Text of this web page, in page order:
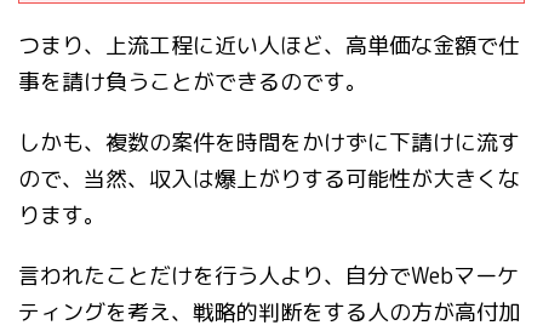
つまり、上流工程に近い人ほど、高単価な金額で仕
事を請け負うことができるのです。
しかも、複数の案件を時間をかけずに下請けに流す
ので、当然、収入は爆上がりする可能性が大きくな
ります。
言われたことだけを行う人より、自分でWebマーケ
ティングを考え、戦略的判断をする人の方が高付加